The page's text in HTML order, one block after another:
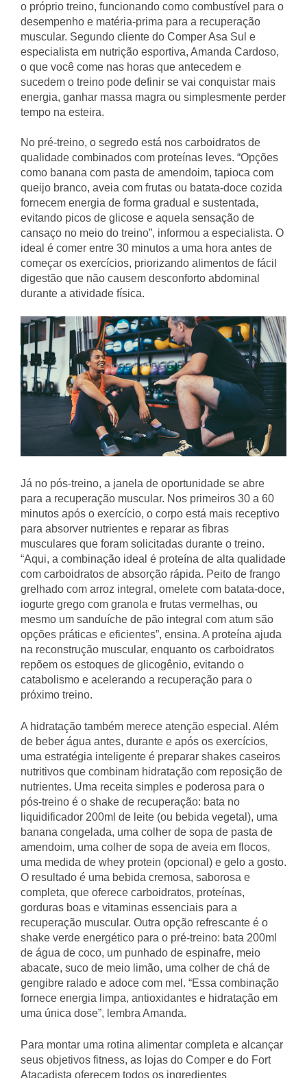
o próprio treino, funcionando como combustível para o
desempenho e matéria-prima para a recuperação
muscular. Segundo cliente do Comper Asa Sul e
especialista em nutrição esportiva, Amanda Cardoso,
o que você come nas horas que antecedem e
sucedem o treino pode definir se vai conquistar mais
energia, ganhar massa magra ou simplesmente perder
tempo na esteira.
No pré-treino, o segredo está nos carboidratos de
qualidade combinados com proteínas leves. “Opções
como banana com pasta de amendoim, tapioca com
queijo branco, aveia com frutas ou batata-doce cozida
fornecem energia de forma gradual e sustentada,
evitando picos de glicose e aquela sensação de
cansaço no meio do treino”, informou a especialista. O
ideal é comer entre 30 minutos a uma hora antes de
começar os exercícios, priorizando alimentos de fácil
digestão que não causem desconforto abdominal
durante a atividade física.
Já no pós-treino, a janela de oportunidade se abre
para a recuperação muscular. Nos primeiros 30 a 60
minutos após o exercício, o corpo está mais receptivo
para absorver nutrientes e reparar as fibras
musculares que foram solicitadas durante o treino.
“Aqui, a combinação ideal é proteína de alta qualidade
com carboidratos de absorção rápida. Peito de frango
grelhado com arroz integral, omelete com batata-doce,
iogurte grego com granola e frutas vermelhas, ou
mesmo um sanduíche de pão integral com atum são
opções práticas e eficientes”, ensina. A proteína ajuda
na reconstrução muscular, enquanto os carboidratos
repõem os estoques de glicogênio, evitando o
catabolismo e acelerando a recuperação para o
próximo treino.
A hidratação também merece atenção especial. Além
de beber água antes, durante e após os exercícios,
uma estratégia inteligente é preparar shakes caseiros
nutritivos que combinam hidratação com reposição de
nutrientes. Uma receita simples e poderosa para o
pós-treino é o shake de recuperação: bata no
liquidificador 200ml de leite (ou bebida vegetal), uma
banana congelada, uma colher de sopa de pasta de
amendoim, uma colher de sopa de aveia em flocos,
uma medida de whey protein (opcional) e gelo a gosto.
O resultado é uma bebida cremosa, saborosa e
completa, que oferece carboidratos, proteínas,
gorduras boas e vitaminas essenciais para a
recuperação muscular. Outra opção refrescante é o
shake verde energético para o pré-treino: bata 200ml
de água de coco, um punhado de espinafre, meio
abacate, suco de meio limão, uma colher de chá de
gengibre ralado e adoce com mel. “Essa combinação
fornece energia limpa, antioxidantes e hidratação em
uma única dose”, lembra Amanda.
Para montar uma rotina alimentar completa e alcançar
seus objetivos fitness, as lojas do Comper e do Fort
Atacadista oferecem todos os ingredientes